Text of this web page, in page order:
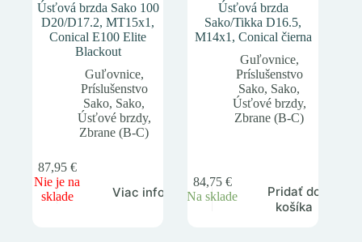
Úsťová brzda Sako 100
D20/D17.2, MT15x1,
Conical E100 Elite
Blackout
Guľovnice,
Príslušenstvo
Sako, Sako,
Úsťové brzdy,
Zbrane (B-C)
87,95 €
Nie je na
sklade
Viac info
Úsťová brzda
Sako/Tikka D16.5,
M14x1, Conical čierna
Guľovnice,
Príslušenstvo
Sako, Sako,
Úsťové brzdy,
Zbrane (B-C)
84,75 €
Na sklade
Pridať do
košíka